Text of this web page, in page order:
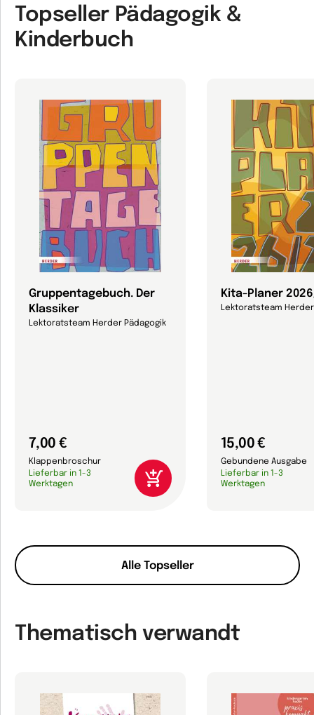
Topseller Pädagogik &
Kinderbuch
Alle Topseller
Gruppentagebuch. Der
Klassiker
Lektoratsteam Herder Pädagogik
7,00 €
Klappenbroschur
Lieferbar in 1-3
Werktagen
Kita-Planer
Lektoratsteam Herder
15,00 €
Gebundene Ausgabe
Lieferbar in 1-3
Werktagen
Thematisch verwandt